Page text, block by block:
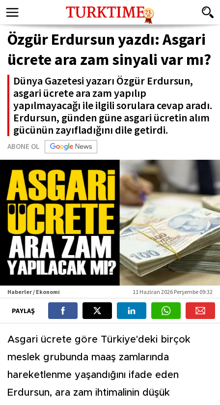
Özgür Erdursun yazdı: Asgari
ücrete ara zam sinyali var mı?
Dünya Gazetesi yazarı Özgür Erdursun,
asgari ücrete ara zam yapılıp
yapılmayacağı ile ilgili sorulara cevap aradı.
Erdursun, günden güne asgari ücretin alım
gücünün zayıfladığını dile getirdi.
ABONE OL
Haberler / Ekonomi 11 Haziran 2026 Perşembe 09:32
PAYLAŞ
Asgari ücrete göre Türkiye'deki birçok
meslek grubunda maaş zamlarında
hareketlenme yaşandığını ifade eden
Erdursun, ara zam ihtimalinin düşük